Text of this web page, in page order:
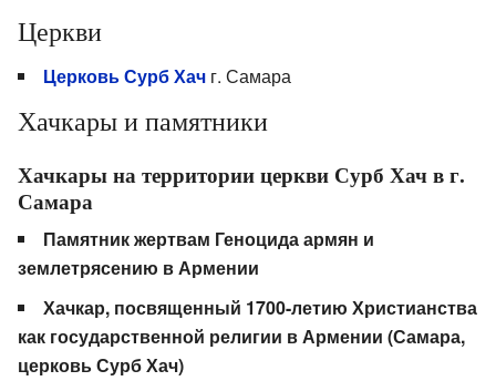
Церкви
Церковь Сурб Хач г. Самара
Хачкары и памятники
Хачкары на территории церкви Сурб Хач в г.
Самара
Памятник жертвам Геноцида армян и
землетрясению в Армении
Хачкар, посвященный 1700-летию Христианства
как государственной религии в Армении (Самара,
церковь Сурб Хач)